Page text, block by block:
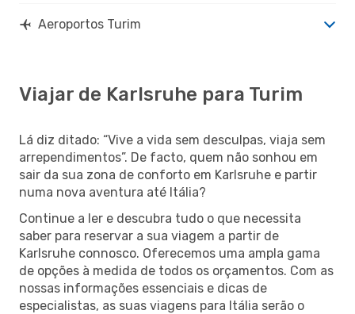
Aeroportos Turim
Viajar de Karlsruhe para Turim
Lá diz ditado: “Vive a vida sem desculpas, viaja sem
arrependimentos”. De facto, quem não sonhou em
sair da sua zona de conforto em Karlsruhe e partir
numa nova aventura até Itália?
Continue a ler e descubra tudo o que necessita
saber para reservar a sua viagem a partir de
Karlsruhe connosco. Oferecemos uma ampla gama
de opções à medida de todos os orçamentos. Com as
nossas informações essenciais e dicas de
especialistas, as suas viagens para Itália serão o